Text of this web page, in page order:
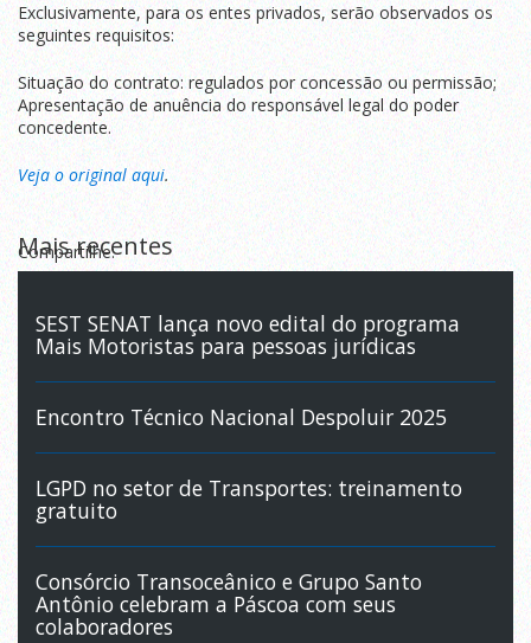
Exclusivamente, para os entes privados, serão observados os
seguintes requisitos:
Situação do contrato: regulados por concessão ou permissão;
Apresentação de anuência do responsável legal do poder
concedente.
Veja o original aqui.
Compartilhe:
Mais recentes
SEST SENAT lança novo edital do programa
Mais Motoristas para pessoas jurídicas
Encontro Técnico Nacional Despoluir 2025
LGPD no setor de Transportes: treinamento
gratuito
Consórcio Transoceânico e Grupo Santo
Antônio celebram a Páscoa com seus
colaboradores